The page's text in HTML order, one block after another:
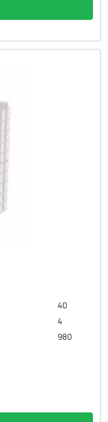
40
4
980